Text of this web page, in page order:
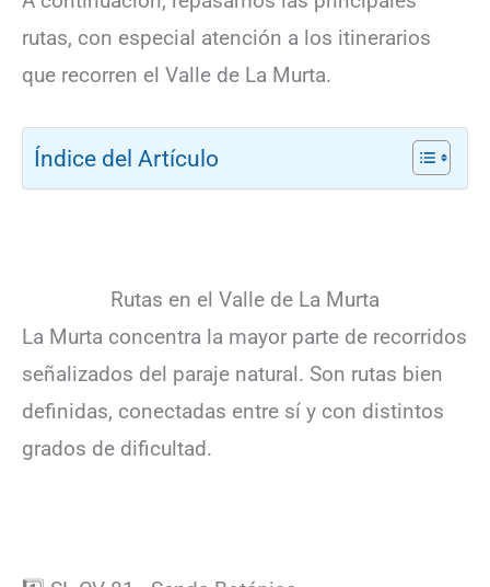
rutas, con especial atención a los itinerarios
que recorren el Valle de La Murta.
Índice del Artículo
Rutas en el Valle de La Murta
La Murta concentra la mayor parte de recorridos
señalizados del paraje natural. Son rutas bien
definidas, conectadas entre sí y con distintos
grados de dificultad.